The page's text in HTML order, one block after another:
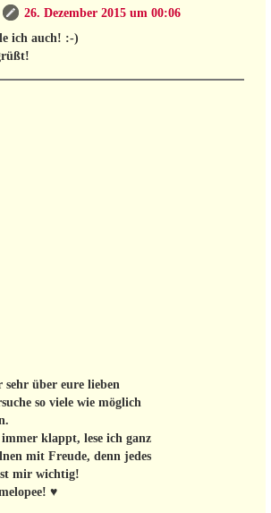
26. Dezember 2015 um 00:06
ich auch! :-)
über eure lieben
so viele wie möglich
klappt, lese ich ganz
mit Freude, denn jedes
mir wichtig!
♥